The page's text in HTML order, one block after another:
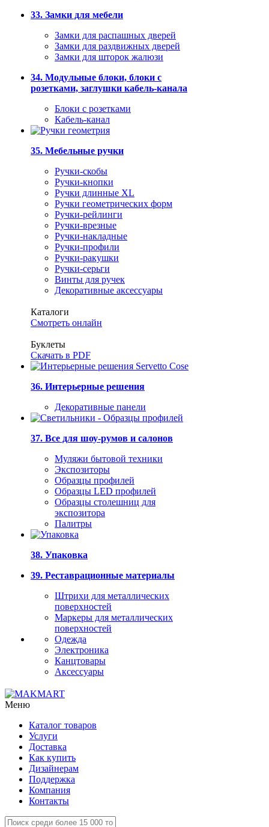
33. Замки для мебели
Замки для распашных дверей
Замки для раздвижных дверей
Замки для шторок жалюзи
34. Модульные блоки, блоки с
розетками, заглушки кабель-канала
Блоки с розетками
Кабель-канал
35. Мебельные ручки
Ручки-скобы
Ручки-кнопки
Ручки длинные XL
Ручки геометрических форм
Ручки-рейлинги
Ручки-врезные
Ручки-накладные
Ручки-профили
Ручки-ракушки
Ручки-серьги
Винты для ручек
Декоративные аксессуары
Каталоги
Смотреть онлайн
Буклеты
Скачать в PDF
36. Интерьерные решения
Декоративные панели
37. Все для шоу-румов и салонов
Муляжи бытовой техники
Экспозиторы
Образцы профилей
Образцы LED профилей
Образцы столешниц для
экспозитора
Палитры
38. Упаковка
39. Реставрационные материалы
Штрихи для металлических
поверхностей
Маркеры для металлических
поверхностей
Одежда
Электроника
Канцтовары
Аксессуары
Меню
Каталог товаров
Услуги
Доставка
Как купить
Дизайнерам
Поддержка
Компания
Контакты